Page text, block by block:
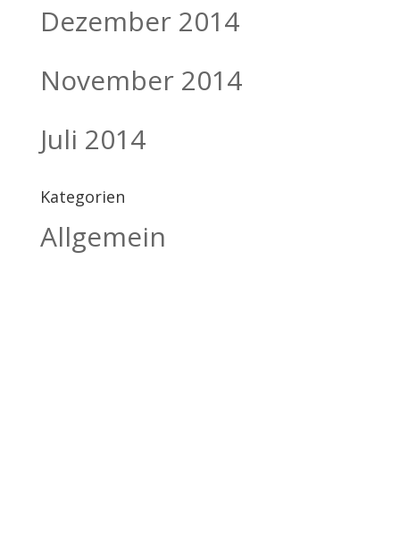
Dezember 2014
November 2014
Juli 2014
Kategorien
Allgemein